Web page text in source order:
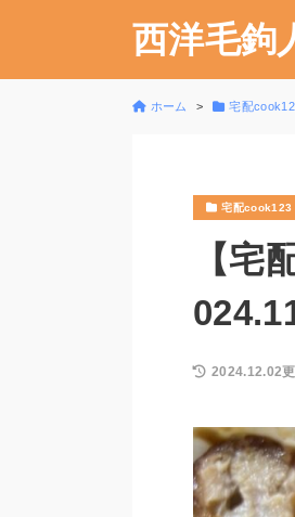
西洋毛鉤
ホーム 宅配
宅配cook123
【宅
2024.12.02